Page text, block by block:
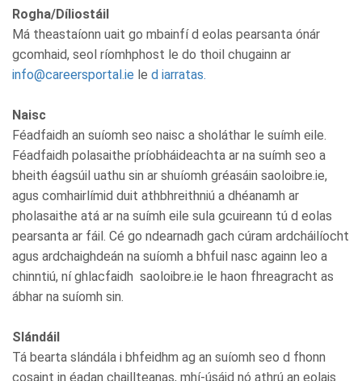
Rogha/Díliostáil
Má theastaíonn uait go mbainfí d eolas pearsanta ónár
gcomhaid, seol ríomhphost le do thoil chugainn ar
info@careersportal.ie le d iarratas.
Naisc
Féadfaidh an suíomh seo naisc a sholáthar le suímh eile.
Féadfaidh polasaithe príobháideachta ar na suímh seo a
bheith éagsúil uathu sin ar shuíomh gréasáin saoloibre.ie,
agus comhairlímid duit athbhreithniú a dhéanamh ar
pholasaithe atá ar na suímh eile sula gcuireann tú d eolas
pearsanta ar fáil. Cé go ndearnadh gach cúram ardcháilíocht
agus ardchaighdeán na suíomh a bhfuil nasc againn leo a
chinntiú, ní ghlacfaidh saoloibre.ie le haon fhreagracht as
ábhar na suíomh sin.
Slándáil
Tá bearta slándála i bhfeidhm ag an suíomh seo d fhonn
cosaint in éadan chaillteanas, mhí-úsáid nó athrú an eolais